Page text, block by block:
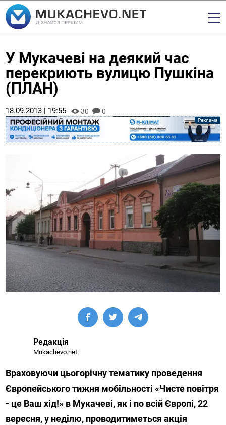
У Мукачеві на деякий час
перекриють вулицю Пушкіна
(ПЛАН)
18.09.2013 | 19:55 30 0
Редакція
Mukachevo.net
Враховуючи цьогорічну тематику проведення
Європейського тижня мобільності «Чисте повітря
- це Ваш хід!» в Мукачеві, як і по всій Європі, 22
вересня, у неділю, проводитиметься акція